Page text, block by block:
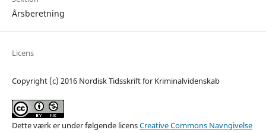
Årsberetning
Licens
Copyright (c) 2016 Nordisk Tidsskrift for Kriminalvidenskab
Dette værk er under følgende licensCreative Commons Navngivelse